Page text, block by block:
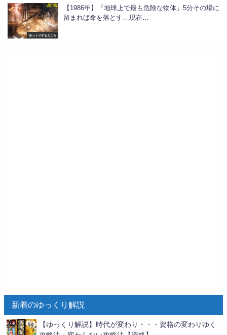
ゆっくりするところ
【1986年】『地球上で最も危険な物体』5分その場に
留まれば命を落とす…現在…
新着のゆっくり解説
【ゆっくり解説】時代が変わり・・・資格の変わりゆく